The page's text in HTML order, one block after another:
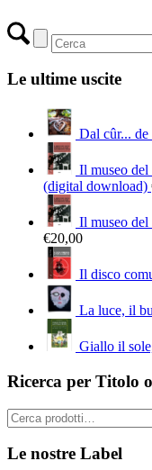
Le ultime uscite
Dal cûr... de
Il museo del
(digital download)
Il museo del
€20,00
Il disco
La luce, il
Giallo il
Ricerca per Titolo
Cerca:
Le nostre Label